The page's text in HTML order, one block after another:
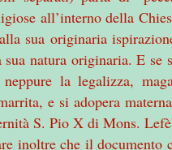
all’interno della
sua originaria
natura originaria. E se
la legalizza,
e si adopera
S. Pio X di Mons.
inoltre che il